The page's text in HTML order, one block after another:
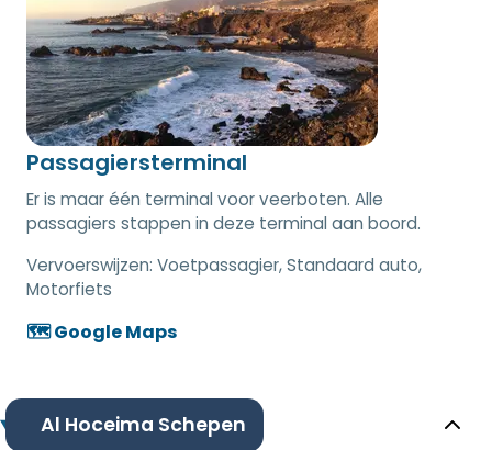
Passagiersterminal
Er is maar één terminal voor veerboten. Alle
passagiers stappen in deze terminal aan boord.
Vervoerswijzen: Voetpassagier, Standaard auto,
Motorfiets
🗺️ Google Maps
Al Hoceima Schepen